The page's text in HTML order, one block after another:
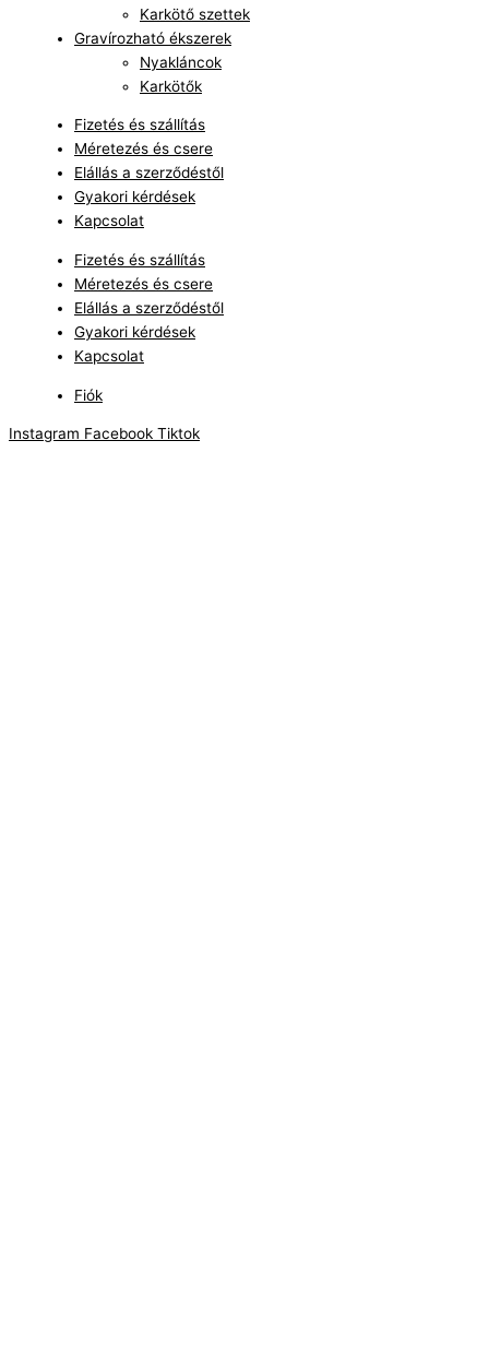
Karkötő szettek
Gravírozható ékszerek
Nyakláncok
Karkötők
Fizetés és szállítás
Méretezés és csere
Elállás a szerződéstől
Gyakori kérdések
Kapcsolat
Fizetés és szállítás
Méretezés és csere
Elállás a szerződéstől
Gyakori kérdések
Kapcsolat
Fiók
Instagram Facebook Tiktok